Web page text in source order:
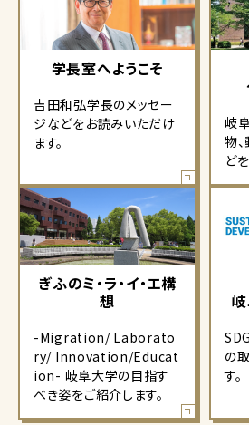
学長室へようこそ
吉田和弘学長のメッセー
ジなどをお読みいただけ
ます。
岐
物
ど
ぎふのミ・ラ・イ・エ構
想
-Migration/ Laborato
ry/ Innovation/Educat
ion- 岐阜大学の目指す
べき姿をご紹介します。
の
す。